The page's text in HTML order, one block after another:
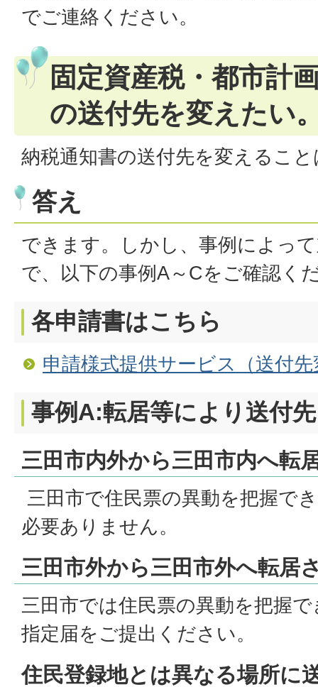
でご連絡ください。
固定資産税・都市計
の送付先を変えたい
納税通知書の送付先を変えるこ
答え
できます。しかし、事例によっ
で、以下の事例A～Cをご確認く
各申請書はこちら
申請様式提供サービス（送付
事例A:転居等により送付
三田市内外から三田市内へ転
三田市で住民票の異動を把握で
必要ありません。
三田市外から三田市外へ転居
三田市では住民票の異動を把握
指定届をご提出ください。
住民登録地とは異なる場所に